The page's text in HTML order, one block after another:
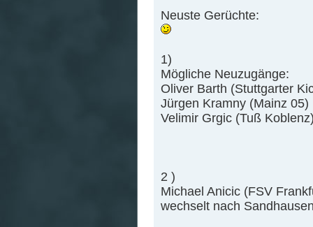
Neuste Gerüchte:
1)
Mögliche Neuzugänge:
Oliver Barth (Stuttgarter
Jürgen Kramny (Mainz 05)
Velimir Grgic (Tuß
2 )
Michael Anicic (FSV
wechselt nach